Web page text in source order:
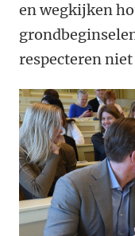
en wegkijken
respecteren